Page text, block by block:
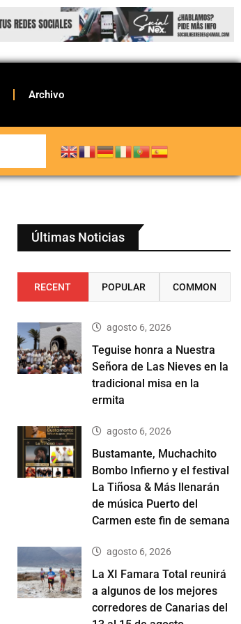
Archivo
Últimas Noticias
RECENT POPULAR COMMON
agosto 6, 2026
Teguise honra a Nuestra
Señora de Las Nieves en la
tradicional misa en la
ermita
agosto 6, 2026
Bustamante, Muchachito
Bombo Infierno y el festival
La Tiñosa & Más llenarán
de música Puerto del
Carmen este fin de semana
agosto 6, 2026
La XI Famara Total reunirá
a algunos de los mejores
corredores de Canarias del